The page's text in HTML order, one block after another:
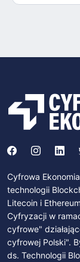
Cyfrowa
technologii
Litecoin i
Cyfryzacji w
cyfrowe"
cyfrowej Polski".
ds. Technologii